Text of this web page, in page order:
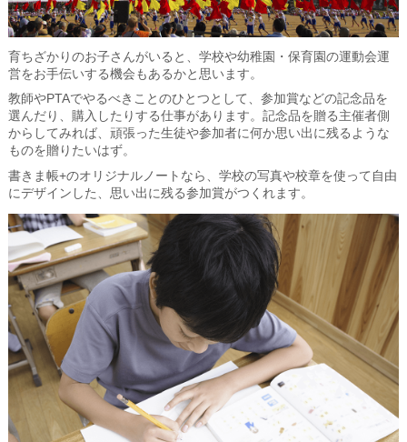
育ちざかりのお子さんがいると、学校や幼稚園・保育園の運動会運
営をお手伝いする機会もあるかと思います。
教師やPTAでやるべきことのひとつとして、参加賞などの記念品を
選んだり、購入したりする仕事があります。記念品を贈る主催者側
からしてみれば、頑張った生徒や参加者に何か思い出に残るような
ものを贈りたいはず。
書きま帳+のオリジナルノートなら、学校の写真や校章を使って自由
にデザインした、思い出に残る参加賞がつくれます。